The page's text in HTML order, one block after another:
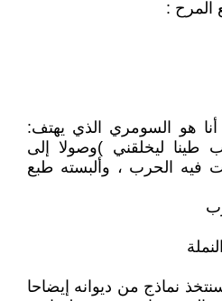
المرح :
أنا هو السومري الذي يهتف:
طينا ليخلقني )وصولا إلى
فيه الحرب ، وألبسته طبع
نماذج من ديوانه إيضاحا